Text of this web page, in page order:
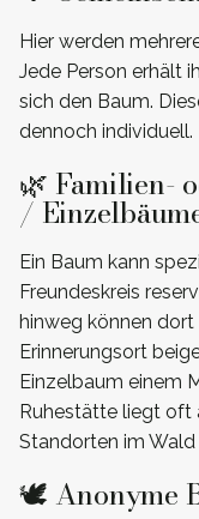
Hier werden
Jede Person erhält
sich den Baum.
dennoch individuell.
🌿 Familien-
/
Ein Baum kann
Freundeskreis
hinweg können
Erinnerungsort
Einzelbaum einem
Ruhestätte liegt oft
Standorten im
🕊️ Anonyme